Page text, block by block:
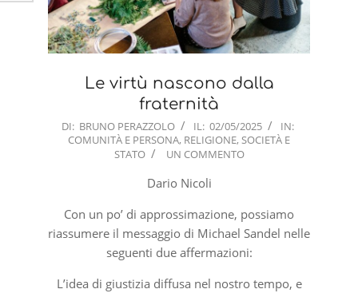
Le virtù nascono dalla
fraternità
2025-
DI: BRUNO PERAZZOLO IL: 02/05/2025
IN:
COMUNITÀ E PERSONA, RELIGIONE, SOCIETÀ E
STATO
UN COMMENTO
Dario Nicoli
Con un po’ di approssimazione, possiamo
riassumere il messaggio di Michael Sandel nelle
seguenti due affermazioni:
L’idea di giustizia diffusa nel nostro tempo, e